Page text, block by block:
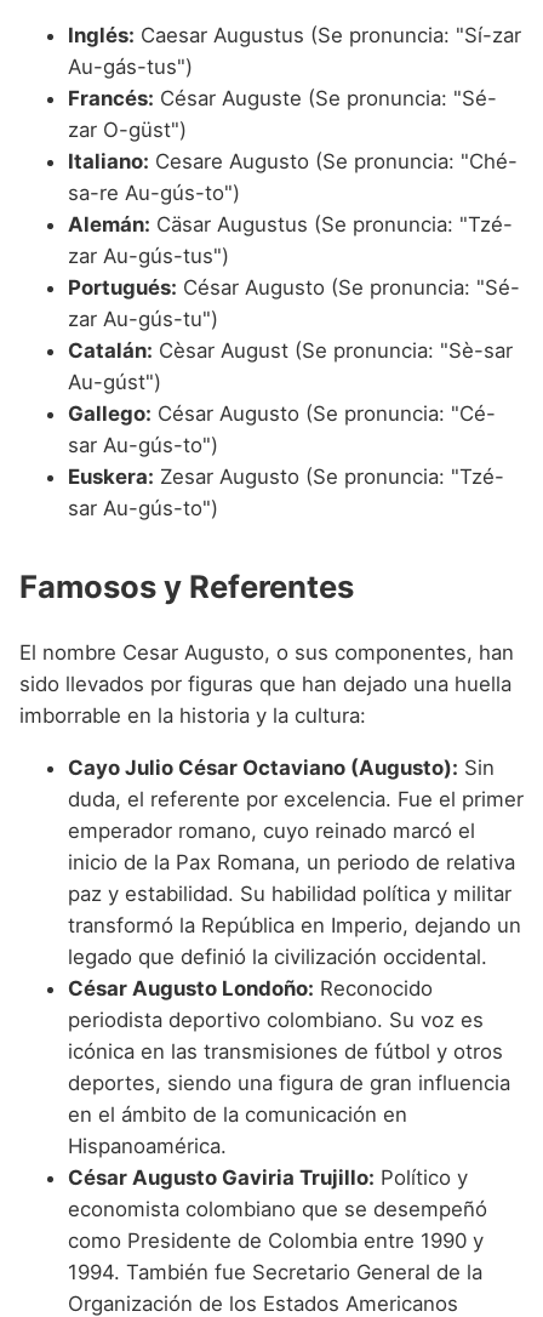
Inglés: Caesar Augustus (Se pronuncia: "Sí-zar
Au-gás-tus")
Francés: César Auguste (Se pronuncia: "Sé-
zar O-güst")
Italiano: Cesare Augusto (Se pronuncia: "Ché-
sa-re Au-gús-to")
Alemán: Cäsar Augustus (Se pronuncia: "Tzé-
zar Au-gús-tus")
Portugués: César Augusto (Se pronuncia: "Sé-
zar Au-gús-tu")
Catalán: Cèsar August (Se pronuncia: "Sè-sar
Au-gúst")
Gallego: César Augusto (Se pronuncia: "Cé-
sar Au-gús-to")
Euskera: Zesar Augusto (Se pronuncia: "Tzé-
sar Au-gús-to")
Famosos y Referentes
El nombre Cesar Augusto, o sus componentes, han
sido llevados por figuras que han dejado una huella
imborrable en la historia y la cultura:
Cayo Julio César Octaviano (Augusto): Sin
duda, el referente por excelencia. Fue el primer
emperador romano, cuyo reinado marcó el
inicio de la Pax Romana, un periodo de relativa
paz y estabilidad. Su habilidad política y militar
transformó la República en Imperio, dejando un
legado que definió la civilización occidental.
César Augusto Londoño: Reconocido
periodista deportivo colombiano. Su voz es
icónica en las transmisiones de fútbol y otros
deportes, siendo una figura de gran influencia
en el ámbito de la comunicación en
Hispanoamérica.
César Augusto Gaviria Trujillo: Político y
economista colombiano que se desempeñó
como Presidente de Colombia entre 1990 y
1994. También fue Secretario General de la
Organización de los Estados Americanos